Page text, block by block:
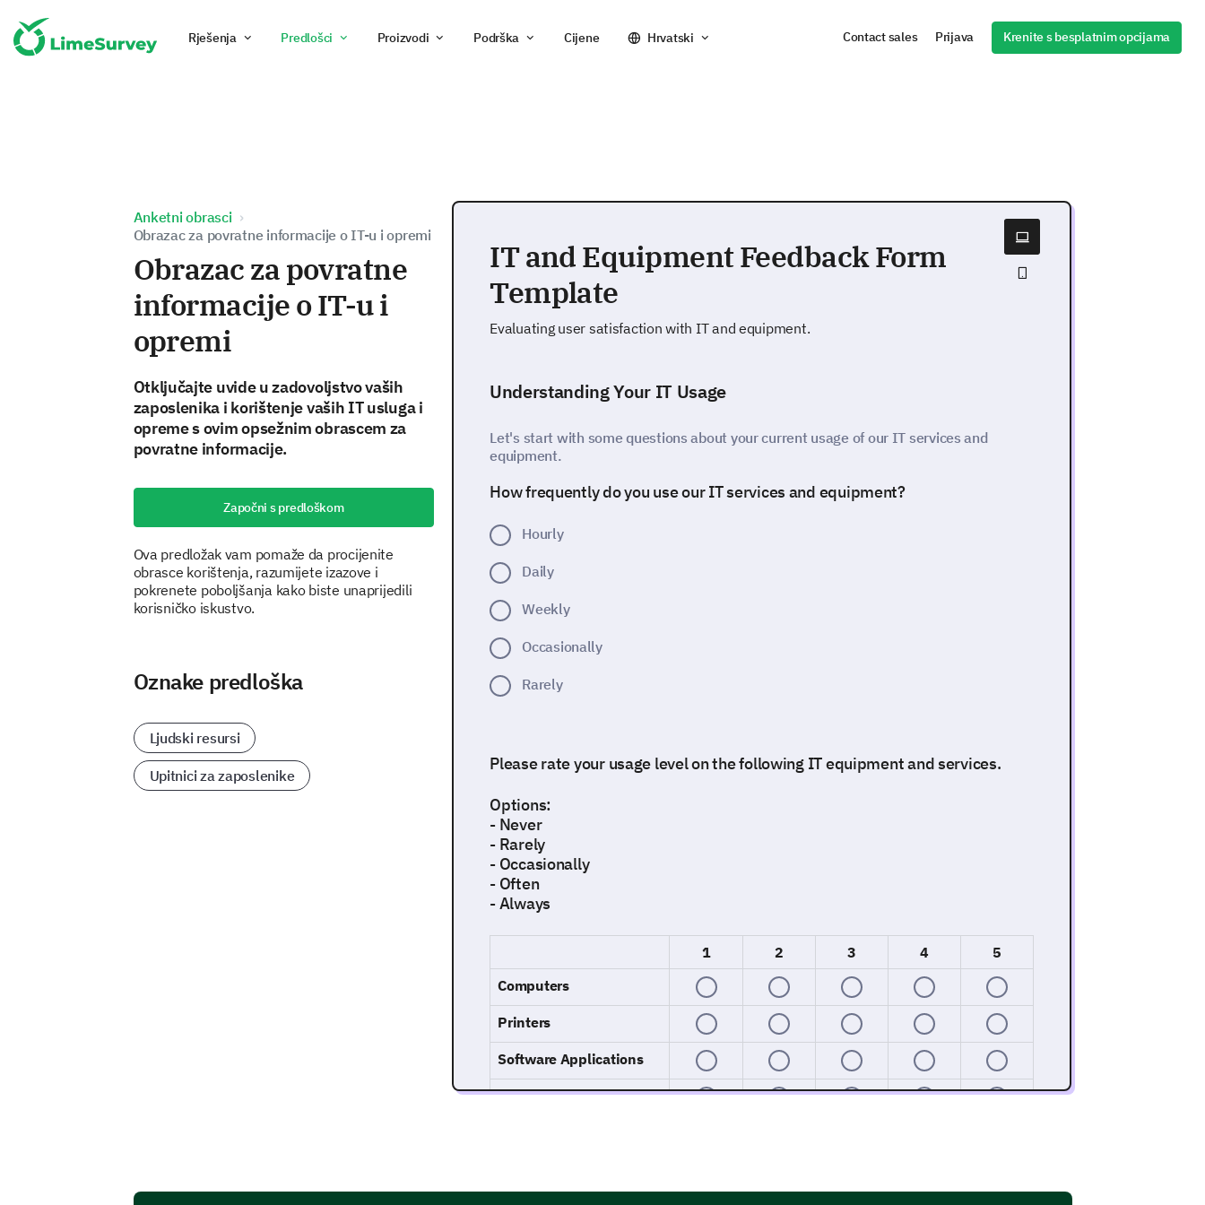
Rješenja Predlošci Proizvodi Podrška Cijene Hrvatski Contact sales Prijava Krenite s besplatnim opcijama
Anketni obrasci
Obrazac za povratne informacije o IT-u i opremi
Obrazac za povratne
informacije o IT-u i
opremi
Otključajte uvide u zadovoljstvo vaših
zaposlenika i korištenje vaših IT usluga i
opreme s ovim opsežnim obrascem za
povratne informacije.
Započni s predloškom
Ova predložak vam pomaže da procijenite
obrasce korištenja, razumijete izazove i
pokrenete poboljšanja kako biste unaprijedili
korisničko iskustvo.
Oznake predloška
Ljudski resursi
Upitnici za zaposlenike
IT and Equipment Feedback Form
Template
Evaluating user satisfaction with IT and equipment.
Understanding Your IT Usage
Let's start with some questions about your current usage of our IT services and
equipment.
How frequently do you use our IT services and equipment?
Hourly
Daily
Weekly
Occasionally
Rarely
Please rate your usage level on the following IT equipment and services.
Options:
- Never
- Rarely
- Occasionally
- Often
- Always
1 2 3 4
5
Computers
Printers
Software Applications
IT Support